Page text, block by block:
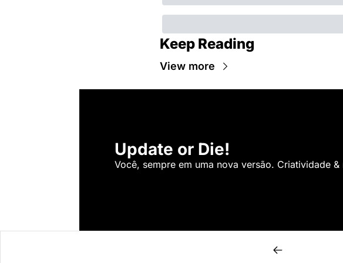
Keep Reading
View more
Update or Die!
Você, sempre em uma nova versão. Criatividade